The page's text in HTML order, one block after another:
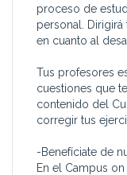
proceso de
personal.
en cuanto al
Tus profesores
cuestiones que
contenido del
corregir tus
-Benefíciate de
En el Campus